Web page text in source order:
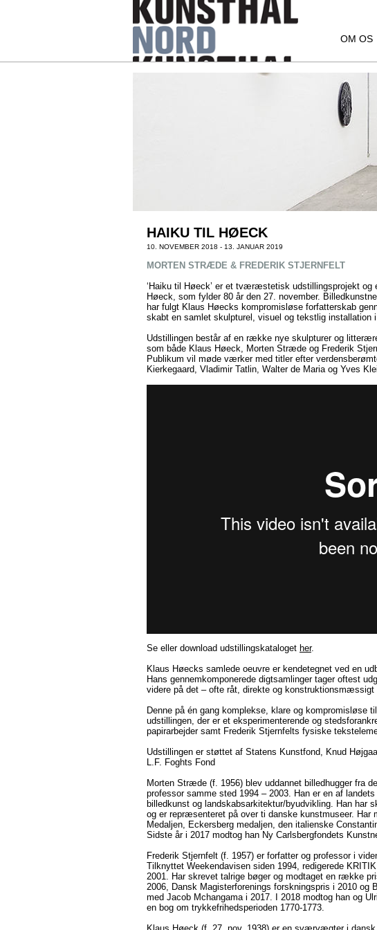
OM OS
HAIKU TIL HØECK
10. NOVEMBER 2018 - 13. JANUAR 2019
MORTEN STRÆDE & FREDERIK STJERNFELT
‘Haiku til Høeck’ er et tværæstetisk udstillingsprojekt
Høeck, som fylder 80 år den 27. november.
har fulgt Klaus Høecks kompromisløse forfatterskab
skabt en samlet skulpturel, visuel og tekstlig installation
Udstillingen består af en række nye skulpturer og
som både Klaus Høeck, Morten Stræde og Frederik
Publikum vil møde værker med titler efter
Kierkegaard, Vladimir Tatlin, Walter de Maria og Yves
Se eller download udstillingskataloget her.
Klaus Høecks samlede oeuvre er kendetegnet ved en
Hans gennemkomponerede digtsamlinger tager oftest
videre på det – ofte råt, direkte og konstruktionsmæssigt
Denne på én gang komplekse, klare og kompromisløse
udstillingen, der er et eksperimenterende og
papirarbejder samt Frederik Stjernfelts fysiske
Udstillingen er støttet af Statens Kunstfond, Knud
L.F. Foghts Fond
Morten Stræde (f. 1956) blev uddannet billedhugger fra
professor samme sted 1994 – 2003. Han er en af
billedkunst og landskabsarkitektur/byudvikling. Han har
og er repræsenteret på over ti danske kunstmuseer.
Medaljen, Eckersberg medaljen, den italienske
Sidste år i 2017 modtog han Ny Carlsbergfondets
Frederik Stjernfelt (f. 1957) er forfatter og professor i
Tilknyttet Weekendavisen siden 1994, redigerede
2001. Har skrevet talrige bøger og modtaget en række
2006, Dansk Magisterforenings forskningspris i 2010 og
med Jacob Mchangama i 2017. I 2018 modtog han og
en bog om trykkefrihedsperioden 1770-1773.